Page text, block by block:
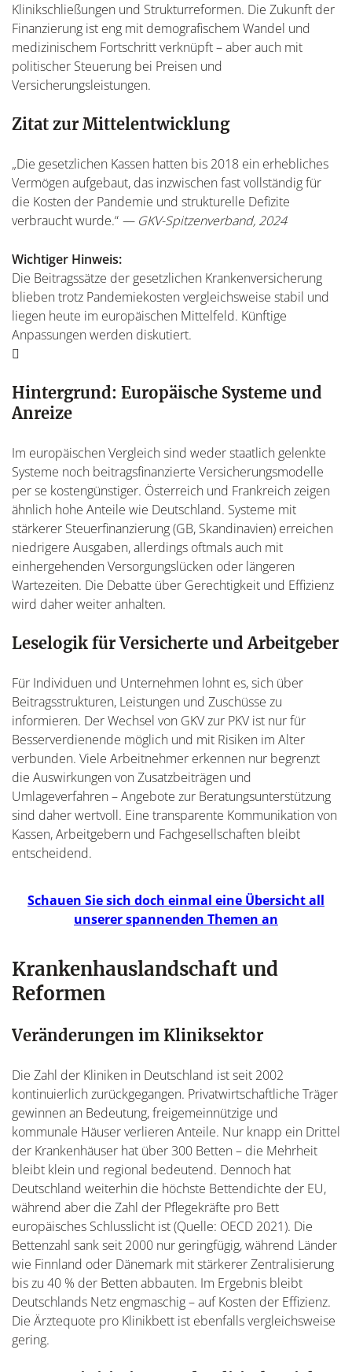
Klinikschließungen und Strukturreformen. Die Zukunft der
Finanzierung ist eng mit demografischem Wandel und
medizinischem Fortschritt verknüpft – aber auch mit
politischer Steuerung bei Preisen und
Versicherungsleistungen.
Zitat zur Mittelentwicklung
„Die gesetzlichen Kassen hatten bis 2018 ein erhebliches
Vermögen aufgebaut, das inzwischen fast vollständig für
die Kosten der Pandemie und strukturelle Defizite
verbraucht wurde.“ — GKV-Spitzenverband, 2024
Wichtiger Hinweis:
Die Beitragssätze der gesetzlichen Krankenversicherung
blieben trotz Pandemiekosten vergleichsweise stabil und
liegen heute im europäischen Mittelfeld. Künftige
Anpassungen werden diskutiert.
Hintergrund: Europäische Systeme und
Anreize
Im europäischen Vergleich sind weder staatlich gelenkte
Systeme noch beitragsfinanzierte Versicherungsmodelle
per se kostengünstiger. Österreich und Frankreich zeigen
ähnlich hohe Anteile wie Deutschland. Systeme mit
stärkerer Steuerfinanzierung (GB, Skandinavien) erreichen
niedrigere Ausgaben, allerdings oftmals auch mit
einhergehenden Versorgungslücken oder längeren
Wartezeiten. Die Debatte über Gerechtigkeit und Effizienz
wird daher weiter anhalten.
Leselogik für Versicherte und Arbeitgeber
Für Individuen und Unternehmen lohnt es, sich über
Beitragsstrukturen, Leistungen und Zuschüsse zu
informieren. Der Wechsel von GKV zur PKV ist nur für
Besserverdienende möglich und mit Risiken im Alter
verbunden. Viele Arbeitnehmer erkennen nur begrenzt
die Auswirkungen von Zusatzbeiträgen und
Umlageverfahren – Angebote zur Beratungsunterstützung
sind daher wertvoll. Eine transparente Kommunikation von
Kassen, Arbeitgebern und Fachgesellschaften bleibt
entscheidend.
Schauen Sie sich doch einmal eine Übersicht all
unserer spannenden Themen an
Krankenhauslandschaft und
Reformen
Veränderungen im Kliniksektor
Die Zahl der Kliniken in Deutschland ist seit 2002
kontinuierlich zurückgegangen. Privatwirtschaftliche Träger
gewinnen an Bedeutung, freigemeinnützige und
kommunale Häuser verlieren Anteile. Nur knapp ein Drittel
der Krankenhäuser hat über 300 Betten – die Mehrheit
bleibt klein und regional bedeutend. Dennoch hat
Deutschland weiterhin die höchste Bettendichte der EU,
während aber die Zahl der Pflegekräfte pro Bett
europäisches Schlusslicht ist (Quelle: OECD 2021). Die
Bettenzahl sank seit 2000 nur geringfügig, während Länder
wie Finnland oder Dänemark mit stärkerer Zentralisierung
bis zu 40 % der Betten abbauten. Im Ergebnis bleibt
Deutschlands Netz engmaschig – auf Kosten der Effizienz.
Die Ärztequote pro Klinikbett ist ebenfalls vergleichsweise
gering.